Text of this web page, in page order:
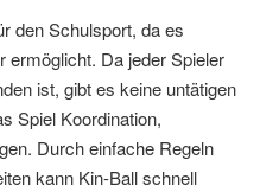
den Schulsport, da es
ermöglicht. Da jeder Spieler
ist, gibt es keine untätigen
Spiel Koordination,
Durch einfache Regeln
kann Kin-Ball schnell